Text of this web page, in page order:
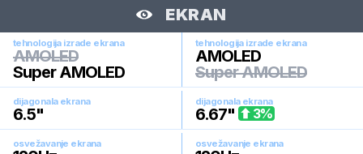
EKRAN
tehnologija izrade ekrana
AMOLED
Super AMOLED
tehnologija izrade ekrana
AMOLED
Super AMOLED
dijagonala ekrana
6.5"
dijagonala ekrana
6.67" 3%
osvežavanje ekrana osvežavanje ekrana